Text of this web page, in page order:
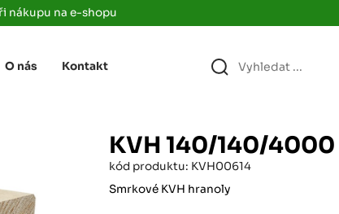
nákupu na e-shopu
KVH 140/140/4000
kód produktu: KVH00614
Smrkové KVH hranoly
O nás Kontakt
503 32
+420 731 616 767
rajdrevahradec